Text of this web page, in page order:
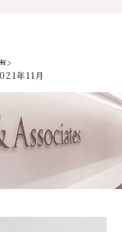
>
年11月